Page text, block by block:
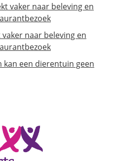
vaker naar beleving en
naar beleving en
kan een dierentuin geen